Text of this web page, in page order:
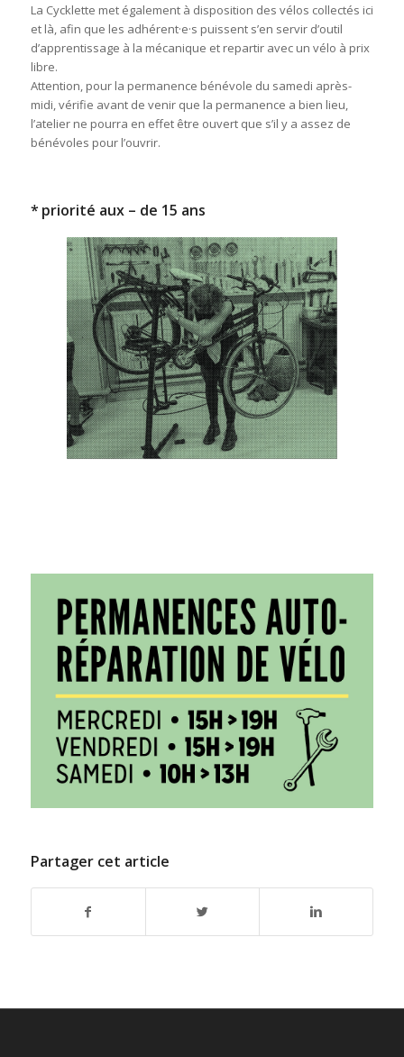
La Cycklette met également à disposition des vélos collectés ici
et là, afin que les adhérent·e·s puissent s’en servir d’outil
d’apprentissage à la mécanique et repartir avec un vélo à prix
libre.
Attention, pour la permanence bénévole du samedi après-
midi, vérifie avant de venir que la permanence a bien lieu,
l’atelier ne pourra en effet être ouvert que s’il y a assez de
bénévoles pour l’ouvrir.
* priorité aux – de 15 ans
Partager cet article